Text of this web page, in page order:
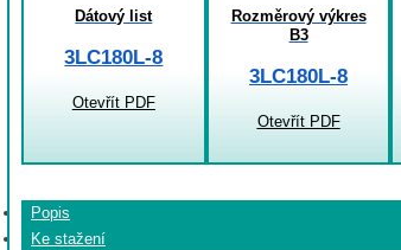
Dátový list
3LC180L-8
Otevřít PDF
Rozměrový výkres
B3
3LC180L-8
Otevřít PDF
Popis
Ke stažení